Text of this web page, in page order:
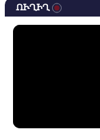
ՈՒՂԻՂ